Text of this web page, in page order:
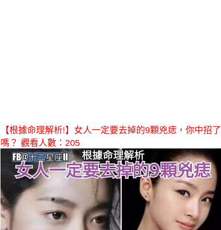
【根據命理解析!】女人一定要去掉的9顆兇痣，你中招了
嗎？ 觀看人數：205